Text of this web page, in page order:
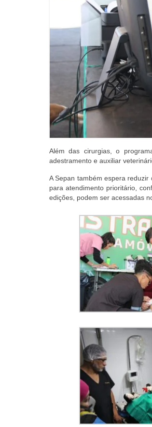
Além das cirurgias, o
adestramento e auxiliar
A Sepan também espera
para atendimento prioritário,
edições, podem ser acessadas